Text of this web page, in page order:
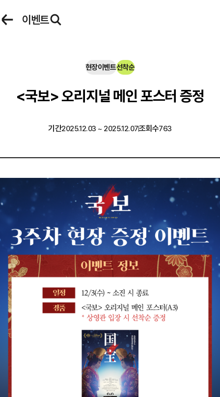
이벤트
로그인
이벤트 마이페이지
현장이벤트선착순
<국보> 오리지널 메인 포스터 증정
기간2025.12.03 ~ 2025.12.07조회수763
자동 로그인
로그인하기
아이디찾기 비밀번호 찾기 회원가입
비회원으로 영화 예매하기